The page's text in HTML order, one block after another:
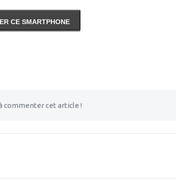
CE SMARTPHONE
commenter cet article !